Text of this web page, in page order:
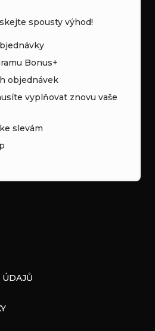
spousty výhod!
Bonus+
objednávek
vyplňovat znovu vaše
slevám